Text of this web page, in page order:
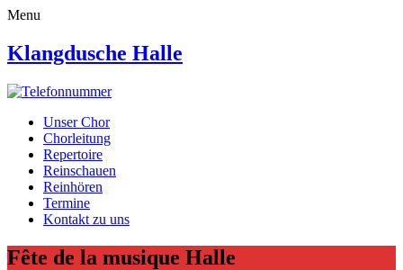
Menu
Klangdusche Halle
Unser Chor
Chorleitung
Repertoire
Reinschauen
Reinhören
Termine
Kontakt zu uns
Fête de la musique Halle